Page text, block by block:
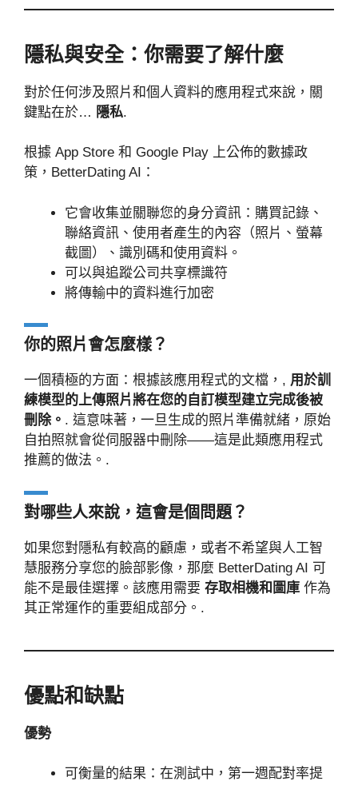
隱私與安全：你需要了解什麼
對於任何涉及照片和個人資料的應用程式來說，關
鍵點在於… 隱私.
根據 App Store 和 Google Play 上公佈的數據政
策，BetterDating AI：
它會收集並關聯您的身分資訊：購買記錄、
聯絡資訊、使用者產生的內容（照片、螢幕
截圖）、識別碼和使用資料。
可以與追蹤公司共享標識符
將傳輸中的資料進行加密
你的照片會怎麼樣？
一個積極的方面：根據該應用程式的文檔，, 用於訓
練模型的上傳照片將在您的自訂模型建立完成後被
刪除。 . 這意味著，一旦生成的照片準備就緒，原始
自拍照就會從伺服器中刪除——這是此類應用程式
推薦的做法。.
對哪些人來說，這會是個問題？
如果您對隱私有較高的顧慮，或者不希望與人工智
慧服務分享您的臉部影像，那麼 BetterDating AI 可
能不是最佳選擇。該應用需要 存取相機和圖庫 作為
其正常運作的重要組成部分。.
優點和缺點
優勢
可衡量的結果：在測試中，第一週配對率提